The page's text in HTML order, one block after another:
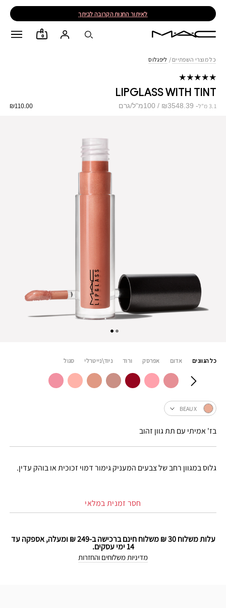
לאיתור החנות הקרובה לביתך
0
כל מוצרי השפתיים / ליפגלוס
LIPGLASS WITH TINT
₪110.00 3.1 מ"ל
גלוס במגוון רחב של צבעים המעניק גימור דמוי זכוכית או בוהק עדין.
כל הגוונים אדום אפרסק ורוד ניוד\נייטרלי סגול
BEAUX
בז' אמיתי עם תת גוון זהוב
חסר זמנית במלאי
עלות משלוח 30 ₪ משלוח חינם ברכישה ב-249 ₪ ומעלה, אספקה עד
14 ימי עסקים.
מדיניות משלוחים והחזרות